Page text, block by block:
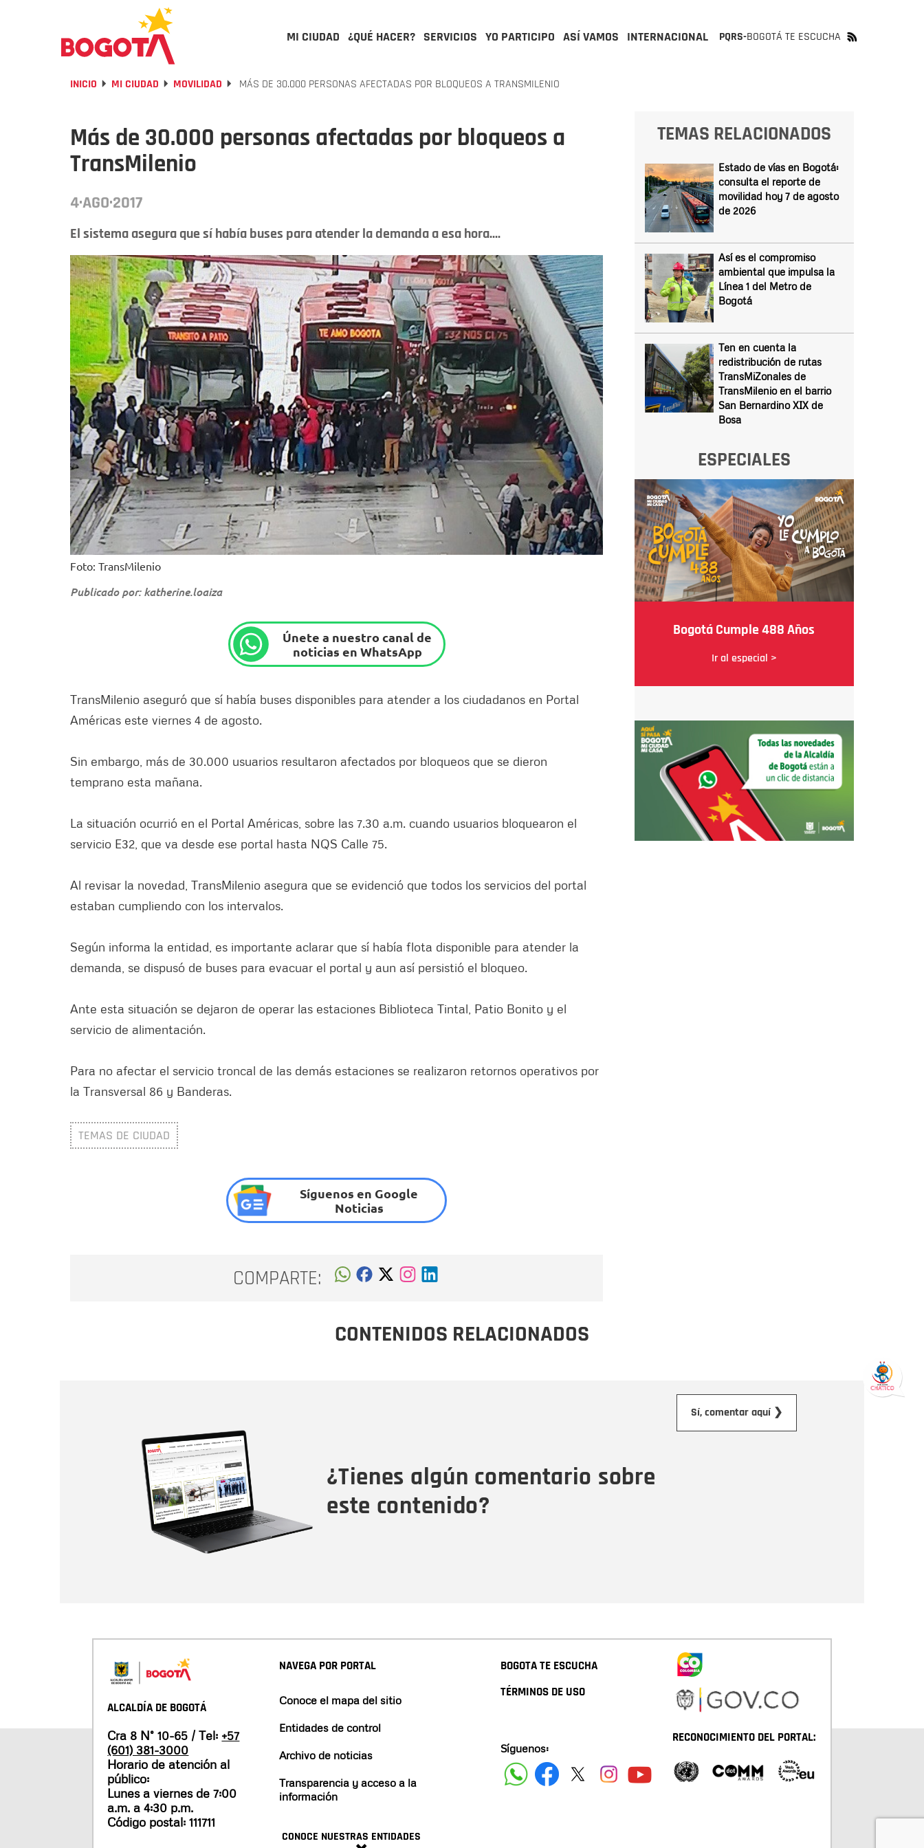
MI CIUDAD ¿QUÉ HACER? SERVICIOS YO PARTICIPO ASÍ VAMOS INTERNACIONAL PQRS-BOGOTÁ TE ESCUCHA
INICIO MI CIUDAD MOVILIDAD MÁS DE 30.000 PERSONAS AFECTADAS POR BLOQUEOS A TRANSMILENIO
Más de 30.000 personas afectadas por bloqueos a
TransMilenio
4·AGO·2017
El sistema asegura que sí había buses para atender la demanda a esa hora....
Foto: TransMilenio
Publicado por: katherine.loaiza
Únete a nuestro canal de
noticias en WhatsApp
TransMilenio aseguró que sí había buses disponibles para atender a los ciudadanos en Portal
Américas este viernes 4 de agosto.
Sin embargo, más de 30.000 usuarios resultaron afectados por bloqueos que se dieron
temprano esta mañana.
La situación ocurrió en el Portal Américas, sobre las 7.30 a.m. cuando usuarios bloquearon el
servicio E32, que va desde ese portal hasta NQS Calle 75.
Al revisar la novedad, TransMilenio asegura que se evidenció que todos los servicios del portal
estaban cumpliendo con los intervalos.
Según informa la entidad, es importante aclarar que sí había flota disponible para atender la
demanda, se dispusó de buses para evacuar el portal y aun así persistió el bloqueo.
Ante esta situación se dejaron de operar las estaciones Biblioteca Tintal, Patio Bonito y el
servicio de alimentación.
Para no afectar el servicio troncal de las demás estaciones se realizaron retornos operativos por
la Transversal 86 y Banderas.
TEMAS DE CIUDAD
Síguenos en Google
Noticias
COMPARTE:
TEMAS RELACIONADOS
Estado de vías en Bogotá:
consulta el reporte de
movilidad hoy 7 de agosto
de 2026
Así es el compromiso
ambiental que impulsa la
Línea 1 del Metro de
Bogotá
Ten en cuenta la
redistribución de rutas
TransMiZonales de
TransMilenio en el barrio
San Bernardino XIX de
Bosa
ESPECIALES
Bogotá Cumple 488 Años
Ir al especial >
CONTENIDOS RELACIONADOS
¿Tienes algún comentario sobre
este contenido?
Sí, comentar aquí ❯
ALCALDÍA DE BOGOTÁ
Cra 8 N° 10-65 / Tel: +57
(601) 381-3000
Horario de atención al
público:
Lunes a viernes de 7:00
a.m. a 4:30 p.m.
Código postal: 111711
NAVEGA POR PORTAL
Conoce el mapa del sitio
Entidades de control
Archivo de noticias
Transparencia y acceso a la
información
CONOCE NUESTRAS ENTIDADES
BOGOTA TE ESCUCHA
TÉRMINOS DE USO
Síguenos:
RECONOCIMIENTO DEL PORTAL: